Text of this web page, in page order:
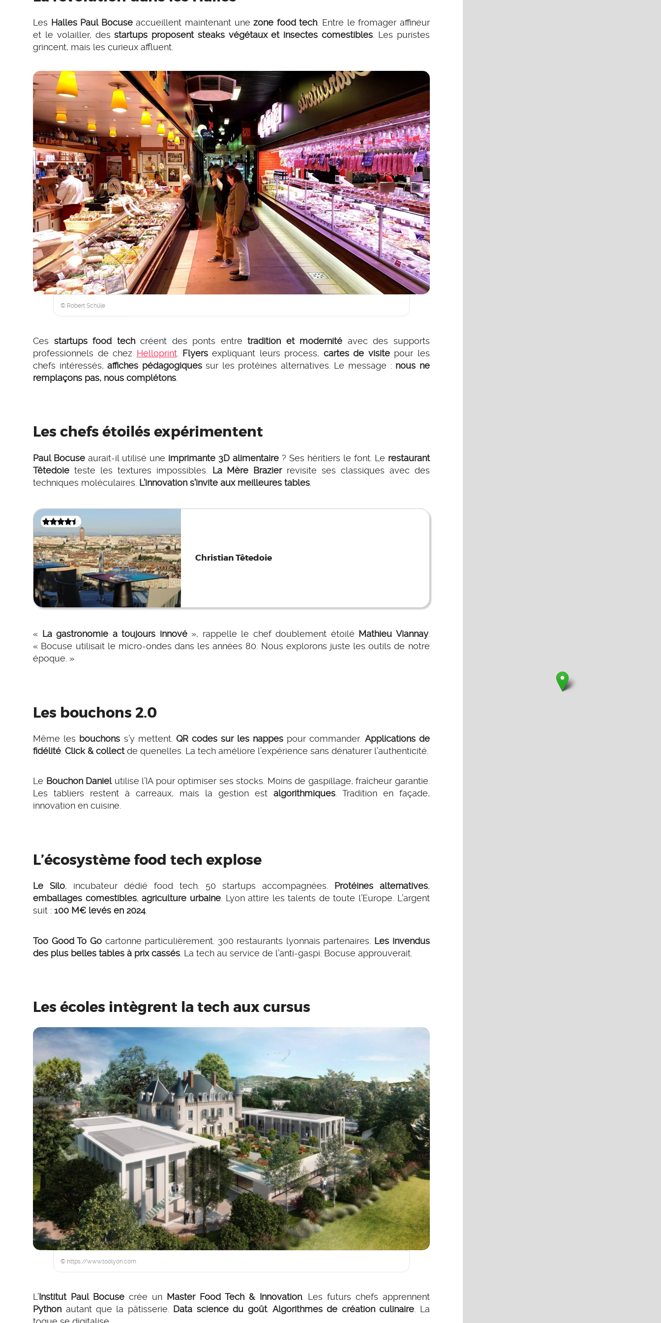
Les Halles Paul Bocuseaccueillent maintenant unezone food tech . Entre le fromager affineur
et le volailler, desstartups proposent steaks végétaux et insectes comestibles . Les puristes
grincent, mais les curieux affluent.
© Robert Schüle
Ces startups food techcréent des ponts entretradition et modernité avec des supports
professionnels de chez Helloprint. Flyers expliquant leurs process, cartes de visitepour les
chefs intéressés,affiches pédagogiquessur les protéines alternatives. Le message : nous ne
remplaçons pas, nous complétons
Les chefs étoilés expérimentent
Paul Bocuse aurait-il utilisé une imprimante 3D alimentaire? Ses héritiers le font. Le restaurant
Têtedoie teste les textures impossibles. La Mère Brazierrevisite ses classiques avec des
techniques moléculaires. L’innovation s’invite aux meilleures tables
Christian Têtedoie
« La gastronomie a toujours innové», rappelle le chef doublement étoilé Mathieu Viannay.
« Bocuse utilisait le micro-ondes dans les années 80. Nous explorons juste les outils de notre
époque. »
Les bouchons 2.0
Même les bouchons s’y mettent. QR codes sur les nappes pour commander. Applications de
fidélité .Click & collectde quenelles. La tech améliore l’expérience sans dénaturer l’authenticité.
Le Bouchon Danielutilise l’IA pour optimiser ses stocks. Moins de gaspillage, fraîcheur garantie.
Les tabliers restent à carreaux, mais la gestion est algorithmiques. Tradition en façade,
innovation en cuisine.
L’écosystème food tech explose
Le Silo, incubateur dédié food tech. 50 startups accompagnées. Protéines alternatives,
emballages comestibles,agriculture urbaine. Lyon attire les talents de toute l’Europe. L’argent
suit :100 M€ levés en 2024.
Too Good To Gocartonne particulièrement. 300 restaurants lyonnais partenaires. Les invendus
des plus belles tables à prix cassés . La tech au service de l’anti-gaspi. Bocuse approuverait.
Les écoles intègrent la tech aux cursus
© https://www.toolyon.com
L’Institut Paul Bocuse crée un Master Food Tech & Innovation. Les futurs chefs apprennent
Python autant que la pâtisserie. Data science du goût. Algorithmes de création culinaire . La